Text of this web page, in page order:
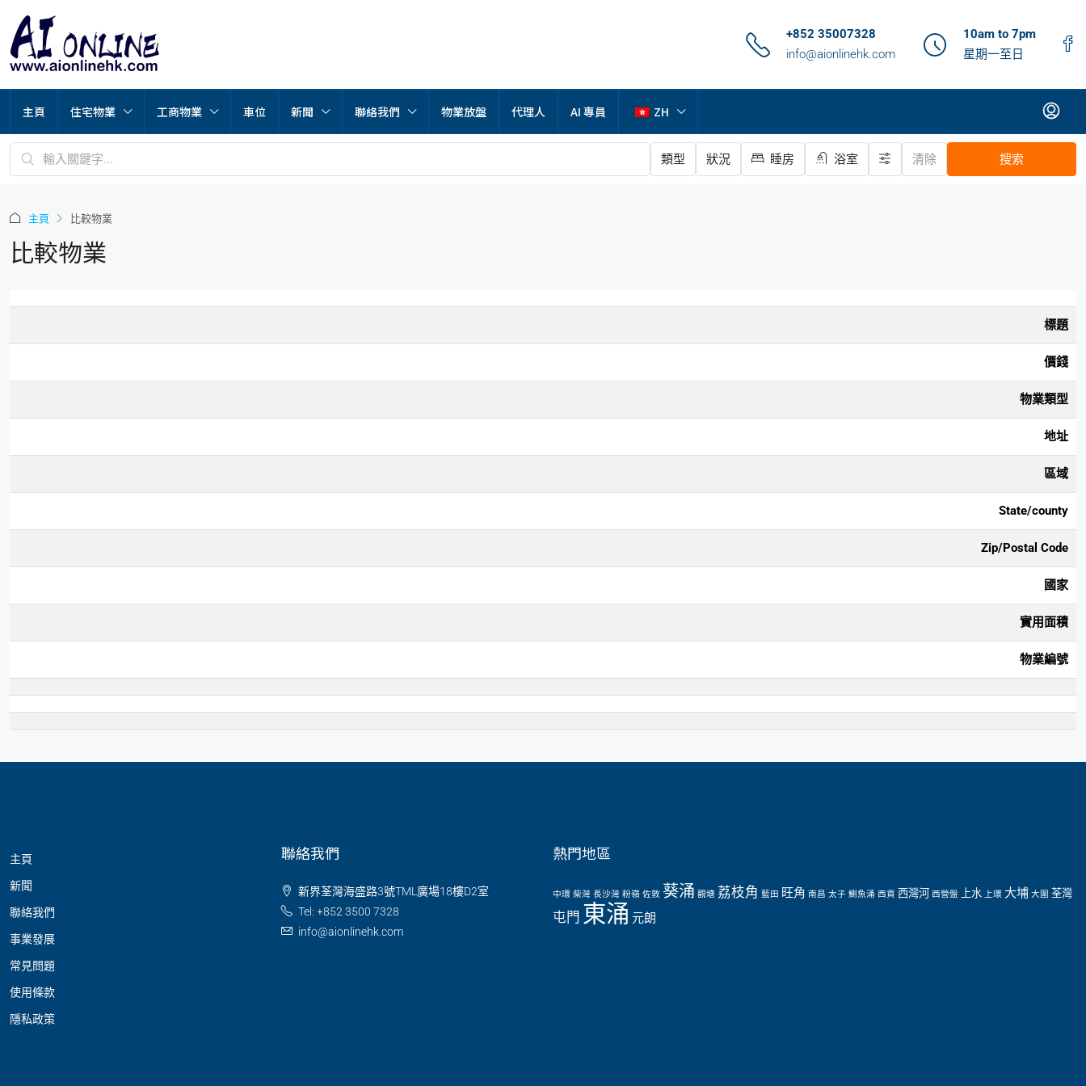
+852 35007328
info@aionlinehk.com
10am to 7pm
星期一至日
主頁 住宅物業 工商物業 車位 新聞 聯絡我們 物業放盤 代理人 AI 專員 ZH
類型 狀況 睡房 浴室 清除 搜索
主頁 比較物業
比較物業
標題
價錢
物業類型
地址
區域
State/county
Zip/Postal Code
國家
實用面積
物業編號
主頁
新聞
聯絡我們
事業發展
常見問題
使用條款
隱私政策
聯絡我們
新界荃灣海盛路3號TML廣場18樓D2室
Tel: +852 3500 7328
info@aionlinehk.com
熱門地區
中環 柴灣 長沙灣 粉嶺 佐敦 葵涌 觀塘 荔枝角 藍田 旺角 南昌 太子 鰂魚涌 西貢 西灣河 西營盤 上水 上環 大埔 大圍 荃灣
屯門 東涌 元朗